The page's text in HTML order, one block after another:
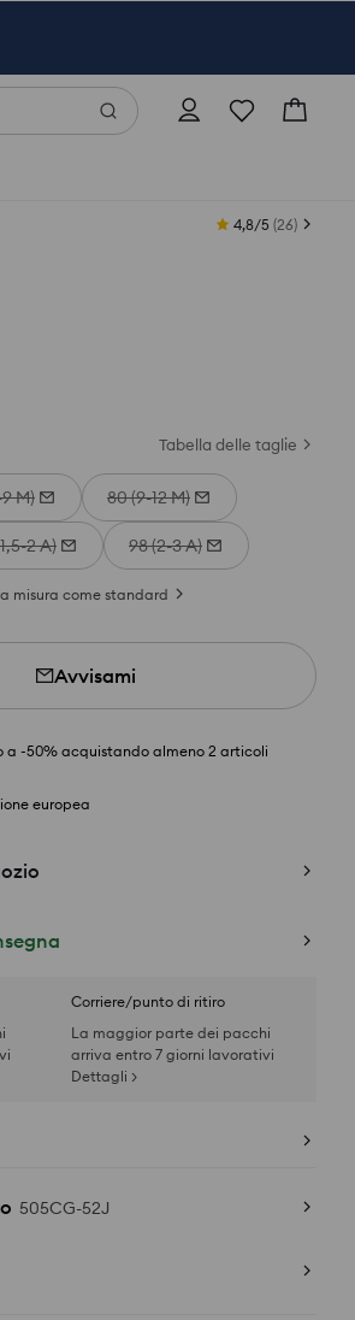
4,8/5 (26)
Tabella delle taglie
M) 80 (9-12 M)
2 A) 98 (2-3 A)
misura come standard
Avvisami
a -50% acquistando almeno 2 articoli
europea
Corriere/punto di ritiro
La maggior parte dei pacchi
arriva entro 7 giorni lavorativi
Dettagli >
505CG-52J